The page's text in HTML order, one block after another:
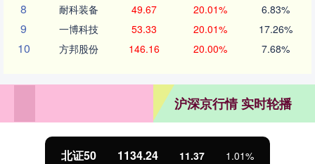
8 耐科装备 49.67 20.01% 6.83%
9 一博科技 53.33 20.01% 17.26%
10 方邦股份 146.16 20.00% 7.68%
沪深京行情 实时轮播
北证50 1134.24 11.37 1.01%